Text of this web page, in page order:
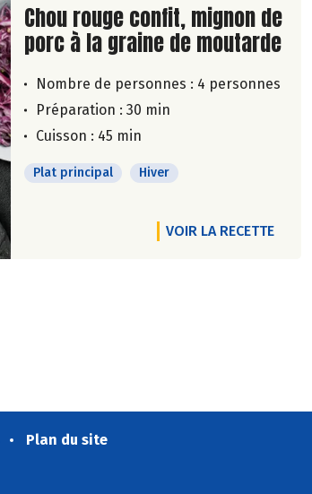
Lire la suite de la recette
Chou rouge confit, mignon de
porc à la graine de moutarde
Nombre de personnes : 4 personnes
Préparation : 30 min
Cuisson : 45 min
Plat principal Hiver
VOIR LA RECETTE
Plan du site